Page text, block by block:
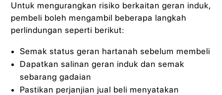
Untuk mengurangkan risiko berkaitan geran induk,
pembeli boleh mengambil beberapa langkah
perlindungan seperti berikut:
Semak status geran hartanah sebelum membeli
Dapatkan salinan geran induk dan semak
sebarang gadaian
Pastikan perjanjian jual beli menyatakan